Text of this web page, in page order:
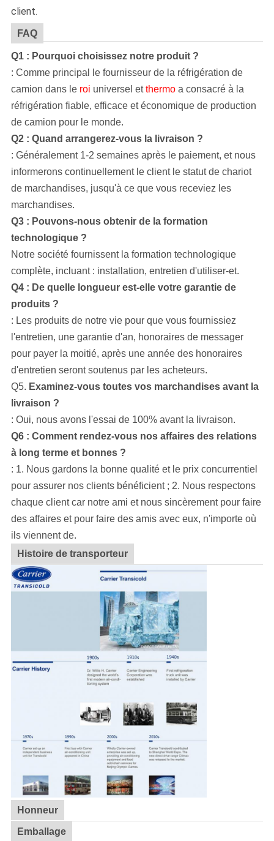
client.
FAQ
Q1 : Pourquoi choisissez notre produit ?
: Comme principal le fournisseur dela réfrigération de
camion dans le roi universel etthermo a consacré àla
réfrigération fiable, efficace et économique de production
de camion pour le monde.
Q2 : Quand arrangerez-vous la livraison ?
: Généralement 1-2 semaines après le paiement, et nous
informerons continuellement le client le statut de chariot
de marchandises, jusqu'à ce que vous receviez les
marchandises.
Q3 : Pouvons-nous obtenir de la formation
technologique ?
Notre société fournissent la formation technologique
complète, incluant : installation, entretien d'utiliser-et.
Q4 : De quelle longueur est-elle votre garantie de
produits ?
: Les produits de notre vie pour que vous fournissiez
l'entretien, une garantie d'an, honoraires de messager
pour payer la moitié, après une année des honoraires
d'entretien seront soutenus par les acheteurs.
Q5. Examinez-vous toutes vos marchandises avant la
livraison ?
: Oui, nous avons l'essai de 100% avant la livraison.
Q6 : Comment rendez-vous nos affaires des relations
à long terme et bonnes ?
: 1. Nous gardons la bonne qualité et le prix concurrentiel
pour assurer nos clients bénéficient ; 2. Nous respectons
chaque client car notre ami et nous sincèrement pour faire
des affaires et pour faire des amis avec eux, n'importe où
ils viennent de.
Histoire de transporteur
Honneur
Emballage